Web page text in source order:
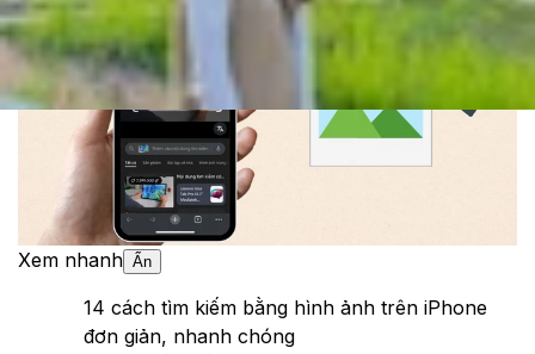
Xem nhanh Ẩn
14 cách tìm kiếm bằng hình ảnh trên iPhone
đơn giản, nhanh chóng